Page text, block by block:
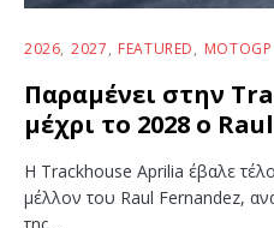
2026 2027 FEATURED MOTOGP
Παραμένει στην
μέχρι το 2028 ο
Η Trackhouse Aprilia έβαλε
μέλλον του Raul Fernandez,